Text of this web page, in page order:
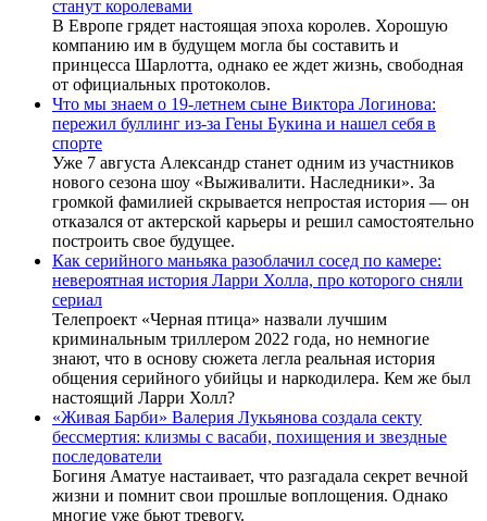
станут королевами
В Европе грядет настоящая эпоха королев. Хорошую
компанию им в будущем могла бы составить и
принцесса Шарлотта, однако ее ждет жизнь, свободная
от официальных протоколов.
Что мы знаем о 19-летнем сыне Виктора Логинова:
пережил буллинг из-за Гены Букина и нашел себя в
спорте
Уже 7 августа Александр станет одним из участников
нового сезона шоу «Выживалити. Наследники». За
громкой фамилией скрывается непростая история — он
отказался от актерской карьеры и решил самостоятельно
построить свое будущее.
Как серийного маньяка разоблачил сосед по камере:
невероятная история Ларри Холла, про которого сняли
сериал
Телепроект «Черная птица» назвали лучшим
криминальным триллером 2022 года, но немногие
знают, что в основу сюжета легла реальная история
общения серийного убийцы и наркодилера. Кем же был
настоящий Ларри Холл?
«Живая Барби» Валерия Лукьянова создала секту
бессмертия: клизмы с васаби, похищения и звездные
последователи
Богиня Аматуе настаивает, что разгадала секрет вечной
жизни и помнит свои прошлые воплощения. Однако
многие уже бьют тревогу.